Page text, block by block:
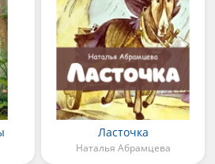
Ласточка
Наталья Абрамцева